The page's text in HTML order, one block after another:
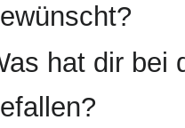
hat dir bei